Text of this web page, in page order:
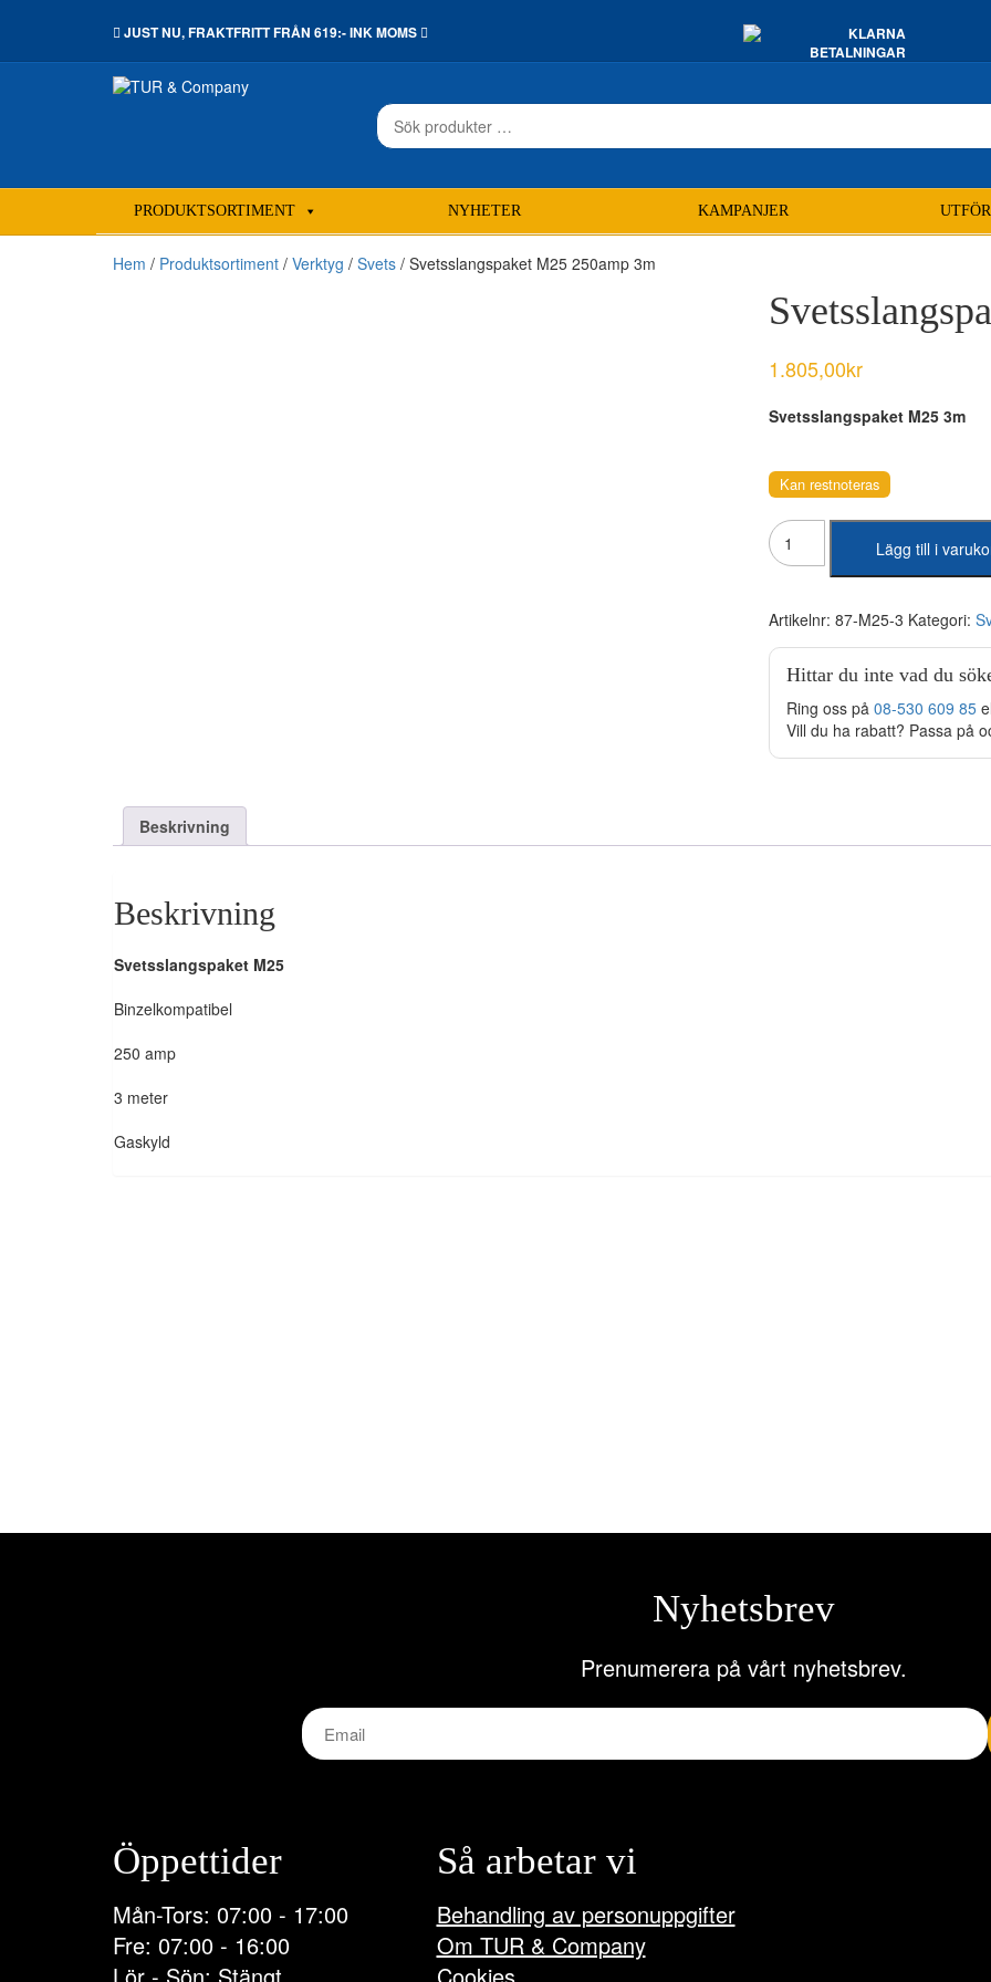
JUST NU,FRAKTFRITTFRÅN 619:- INK MOMS
Sök
efter:
PRODUKTSORTIMENT NYHETER KAMPANJER
Hem / Produktsortiment / Verktyg / Svets / Svetsslangspaket M25 250amp 3m
1.805,00kr
Svetsslangspaket M25 3m
Kan restnoteras
Svetsslangspaket
M25
mängd
Lägg till i
Artikelnr: 87-M25-3 Kategori:
Hittar du inte vad du
Ring oss på 08-530 609 85
Vill du ha rabatt? Passa på
Beskrivning
Beskrivning
Svetsslangspaket M25
Binzelkompatibel
250 amp
3 meter
Gaskyld
Nyhetsbrev
Prenumerera på vårt nyhetsbrev.
Öppettider
Mån-Tors: 07:00 - 17:00
Fre: 07:00 - 16:00
Lör - Sön: Stängt
Så arbetar vi
Behandling av personuppgifter
Om TUR & Company
Cookies